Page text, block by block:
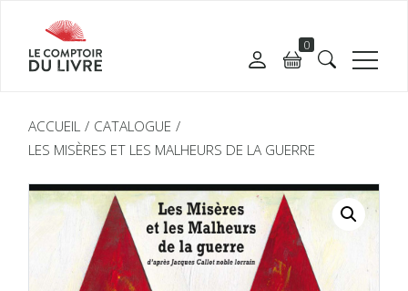
0
ACCUEIL
CATALOGUE
LES MISÈRES ET LES MALHEURS DE LA GUERRE